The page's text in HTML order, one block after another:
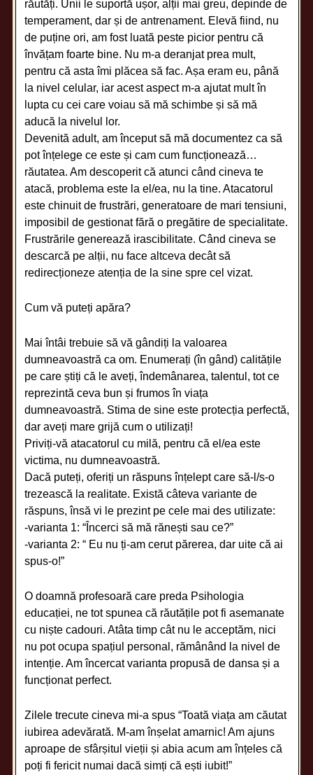
răutăți. Unii le suportă ușor, alții mai greu, depinde de
temperament, dar și de antrenament. Elevă fiind, nu
de puține ori, am fost luată peste picior pentru că
învățam foarte bine. Nu m-a deranjat prea mult,
pentru că asta îmi plăcea să fac. Așa eram eu, până
la nivel celular, iar acest aspect m-a ajutat mult în
lupta cu cei care voiau să mă schimbe și să mă
aducă la nivelul lor.
Devenită adult, am început să mă documentez ca să
pot înțelege ce este și cam cum funcționează…
răutatea. Am descoperit că atunci când cineva te
atacă, problema este la el/ea, nu la tine. Atacatorul
este chinuit de frustrări, generatoare de mari tensiuni,
imposibil de gestionat fără o pregătire de specialitate.
Frustrările generează irascibilitate. Când cineva se
descarcă pe alții, nu face altceva decât să
redirecționeze atenția de la sine spre cel vizat.
Cum vă puteți apăra?
Mai întâi trebuie să vă gândiți la valoarea
dumneavoastră ca om. Enumerați (în gând) calitățile
pe care știți că le aveți, îndemânarea, talentul, tot ce
reprezintă ceva bun și frumos în viața
dumneavoastră. Stima de sine este protecția perfectă,
dar aveți mare grijă cum o utilizați!
Priviți-vă atacatorul cu milă, pentru că el/ea este
victima, nu dumneavoastră.
Dacă puteți, oferiți un răspuns înțelept care să-l/s-o
trezească la realitate. Există câteva variante de
răspuns, însă vi le prezint pe cele mai des utilizate:
-varianta 1: “Încerci să mă rănești sau ce?”
-varianta 2: “ Eu nu ți-am cerut părerea, dar uite că ai
spus-o!”
O doamnă profesoară care preda Psihologia
educației, ne tot spunea că răutățile pot fi asemanate
cu niște cadouri. Atâta timp cât nu le acceptăm, nici
nu pot ocupa spațiul personal, rămânând la nivel de
intenție. Am încercat varianta propusă de dansa și a
funcționat perfect.
Zilele trecute cineva mi-a spus “Toată viața am căutat
iubirea adevărată. M-am înșelat amarnic! Am ajuns
aproape de sfârșitul vieții și abia acum am înțeles că
poți fi fericit numai dacă simți că ești iubit!”